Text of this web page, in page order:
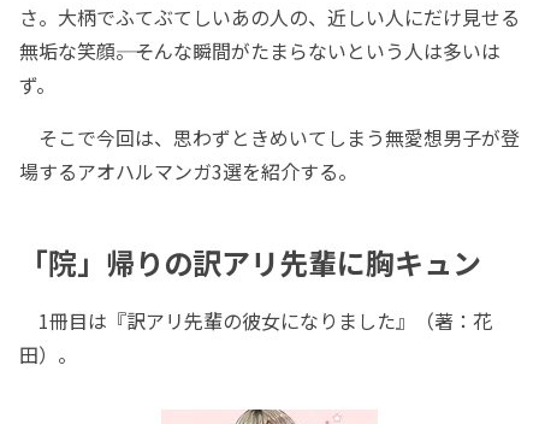
さ。大柄でふてぶてしいあの人の、近しい人にだけ見せる
無垢な笑顔――。そんな瞬間がたまらないという人は多いは
ず。
そこで今回は、思わずときめいてしまう無愛想男子が登
場するアオハルマンガ3選を紹介する。
「院」帰りの訳アリ先輩に胸キュン
1冊目は『訳アリ先輩の彼女になりました』（著：花
田）。